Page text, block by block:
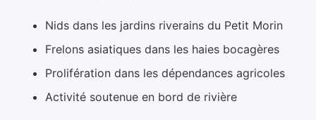
Nids dans les jardins riverains du Petit Morin
Frelons asiatiques dans les haies bocagères
Prolifération dans les dépendances agricoles
Activité soutenue en bord de rivière